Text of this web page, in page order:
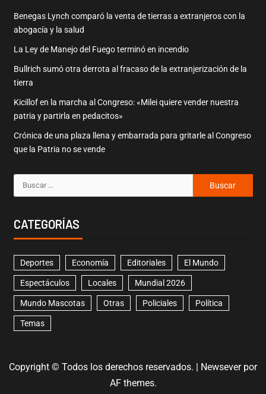
Benegas Lynch comparó la venta de tierras a extranjeros con la
abogacía y la salud
La Ley de Manejo del Fuego terminó en incendio
Bullrich sumó otra derrota al fracaso de la extranjerización de la
tierra
Kicillof en la marcha al Congreso: «Milei quiere vender nuestra
patria y partirla en pedacitos»
Crónica de una plaza llena y embarrada para gritarle al Congreso
que la Patria no se vende
CATEGORÍAS
Deportes Economía Editoriales El Mundo
Espectáculos Locales Mundial 2026
Mundo Mascotas Otras Policiales Política
Temas
Copyright © Todos los derechos reservados. | Newseverpor
AF themes.